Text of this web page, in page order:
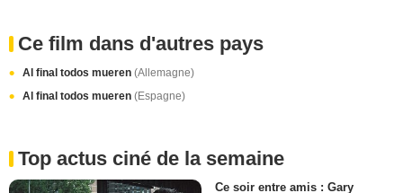
Ce film dans d'autres pays
Al final todos mueren (Allemagne)
Al final todos mueren (Espagne)
Top actus ciné de la semaine
Ce soir entre amis : Gary